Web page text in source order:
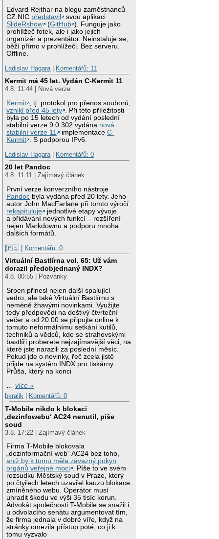
Edvard Rejthar na blogu zaměstnanců
CZ.NIC představil
svou aplikaci
SlideRshow
(GitHub ). Funguje jako
prohlížeč fotek, ale i jako jejich
organizér a prezentátor. Neinstaluje se,
běží přímo v prohlížeči. Bez serveru.
Offline.
Ladislav Hagara | Komentářů: 11
Kermit má 45 let. Vydán C-Kermit 11
4.8. 11:44 | Nová verze
Kermit , tj. protokol pro přenos souborů,
vznikl před 45 lety . Při této příležitosti
byla po 15 letech od vydání poslední
stabilní verze 9.0.302 vydána nová
stabilní verze 11
implementaceC-
Kermit . S podporou IPv6.
Ladislav Hagara | Komentářů: 0
20 let Pandoc
4.8. 11:11 | Zajímavý článek
První verze konverzního nástroje
Pandoc byla vydána před 20 lety. Jeho
autor John MacFarlane při tomto výročí
rekapituluje
jednotlivé etapy vývoje
a přidávání nových funkcí – rozšíření
nejen Markdownu a podporu mnoha
dalších formátů.
|🇵🇸 | Komentářů: 0
Virtuální Bastlírna vol. 65: Už vám
dorazil předobjednaný INDX?
4.8. 00:55 | Pozvánky
Srpen přinesl nejen další spalující
vedro, ale také Virtuální Bastlírnu s
neméně žhavými novinkami. Využijte
tedy předpovědi na deštivý čtvrteční
večer a od 20:00 se připojte online k
tomuto neformálnímu setkání kutilů,
techniků a vědců, kde se strahovskými
bastlíři proberete nejzajímavější věci, na
které jste narazili za poslední měsíc.
Pokud jde o novinky, řeč zcela jistě
přijde na systém INDX pro tiskárny
Průša, který na konci
…více »
bkralik
Komentářů: 0
T-Mobile nikdo k blokaci
‚dezinfowebu‘ AC24 nenutil, píše
soud
3.8. 17:22 | Zajímavý článek
Firma T-Mobile blokovala
„dezinformační web“ AC24 bez toho,
aniž by k tomu měla závazný pokyn
orgánů veřejné moci . Píše to ve svém
rozsudku Městský soud v Praze, který
po čtyřech letech uzavřel kauzu blokace
zmíněného webu. Operátor musí
uhradit škodu ve výši 35 tisíc korun.
Advokát společnosti T-Mobile se snažil i
u odvolacího senátu argumentovat tím,
že firma jednala v dobré víře, když na
stránky omezila přístup poté, co ji k
tomu vyzvalo